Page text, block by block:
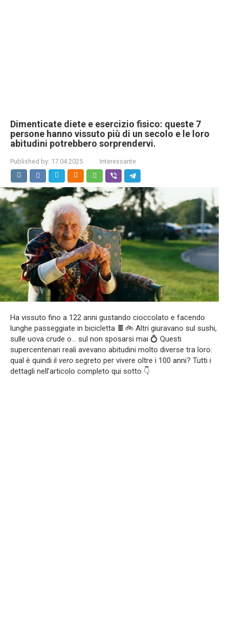
Dimenticate diete e esercizio fisico: queste 7
persone hanno vissuto più di un secolo e le loro
abitudini potrebbero sorprendervi.
Published by: 17.04.2025 Interessante
Ha vissuto fino a 122 anni gustando cioccolato e facendo
lunghe passeggiate in bicicletta 🍫🚲 Altri giuravano sul sushi,
sulle uova crude o… sul non sposarsi mai 💍 Questi
supercentenari reali avevano abitudini molto diverse tra loro:
qual è quindi il vero segreto per vivere oltre i 100 anni? Tutti i
dettagli nell’articolo completo qui sotto 👇